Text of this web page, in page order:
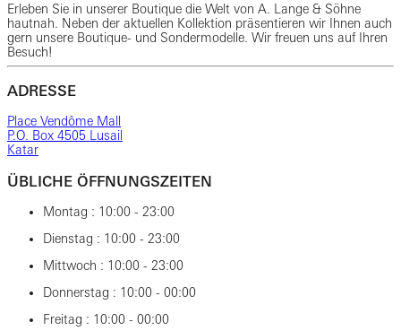
Erleben Sie in unserer Boutique die Welt von A. Lange & Söhne
hautnah. Neben der aktuellen Kollektion präsentieren wir Ihnen auch
gern unsere Boutique- und Sondermodelle. Wir freuen uns auf Ihren
Besuch!
ADRESSE
Place Vendôme Mall
P.O. Box 4505 Lusail
Katar
ÜBLICHE ÖFFNUNGSZEITEN
Montag : 10:00 - 23:00
Dienstag : 10:00 - 23:00
Mittwoch : 10:00 - 23:00
Donnerstag : 10:00 - 00:00
Freitag : 10:00 - 00:00